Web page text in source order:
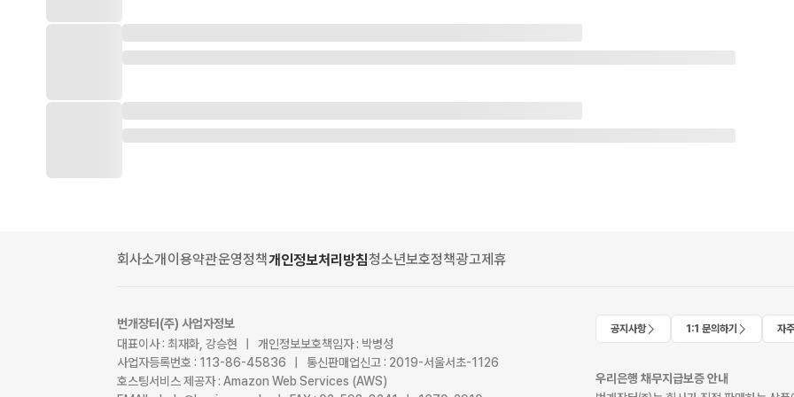
회사소개이용약관운영정책개인정보처리방침청소년보호정책광고제휴
번개장터(주) 사업자정보
대표이사 : 최재화, 강승현 | 개인정보보호책임자 : 박병성
사업자등록번호 : 113-86-45836 | 통신판매업신고 : 2019-서울서초-1126
호스팅서비스 제공자 : Amazon Web Services (AWS)
공지사항 1:1 문의하기 자
우리은행 채무지급보증 안내